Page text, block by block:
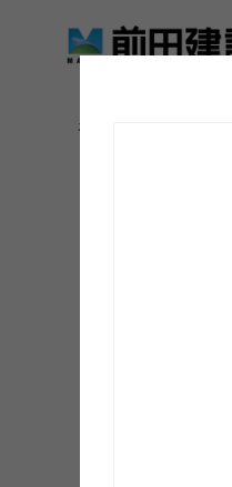
ホーム